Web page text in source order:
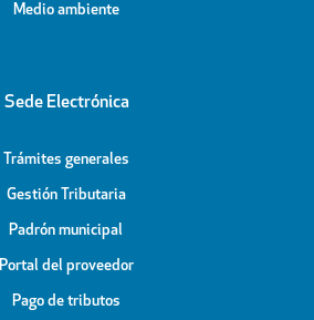
Medio ambiente
Sede Electrónica
Trámites generales
Gestión Tributaria
Padrón municipal
Portal del proveedor
Pago de tributos